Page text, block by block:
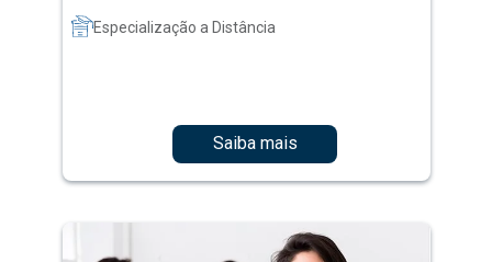
Especialização a Distância
Saiba mais